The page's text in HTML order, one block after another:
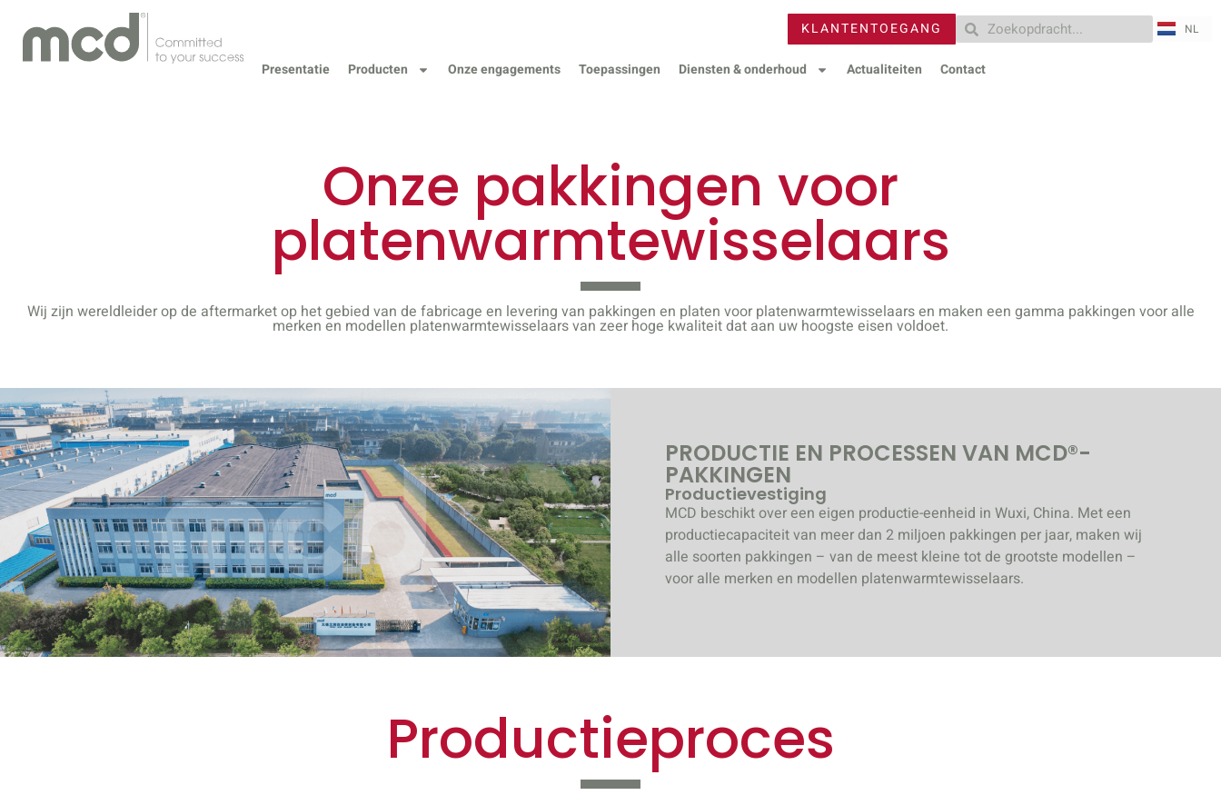
KLANTENTOEGANG NL
RU
Presentatie Producten Onze engagements Toepassingen Diensten & onderhoud Actualiteiten Contact
Onze pakkingen voor
platenwarmtewisselaars
Wij zijn wereldleider op de aftermarket op het gebied van de fabricage en levering van pakkingen en platen voor platenwarmtewisselaars en maken een gamma pakkingen voor alle
merken en modellen platenwarmtewisselaars van zeer hoge kwaliteit dat aan uw hoogste eisen voldoet.
PRODUCTIE EN PROCESSEN VAN MCD®-
PAKKINGEN
Productievestiging
MCD beschikt over een eigen productie-eenheid in Wuxi, China. Met een
productiecapaciteit van meer dan 2 miljoen pakkingen per jaar, maken wij
alle soorten pakkingen – van de meest kleine tot de grootste modellen –
voor alle merken en modellen platenwarmtewisselaars.
Productieproces